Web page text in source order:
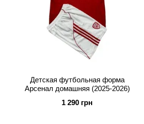
Детская футбольная форма
Арсенал домашняя (2025-2026)
1 290 грн